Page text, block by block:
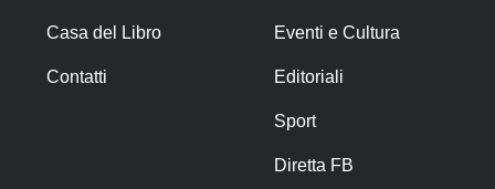
Casa del Libro
Contatti
Eventi e Cultura
Editoriali
Sport
Diretta FB